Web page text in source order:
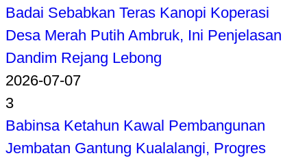
Badai Sebabkan Teras Kanopi Koperasi
Desa Merah Putih Ambruk, Ini Penjelasan
Dandim Rejang Lebong
2026-07-07
3
Babinsa Ketahun Kawal Pembangunan
Jembatan Gantung Kualalangi, Progres